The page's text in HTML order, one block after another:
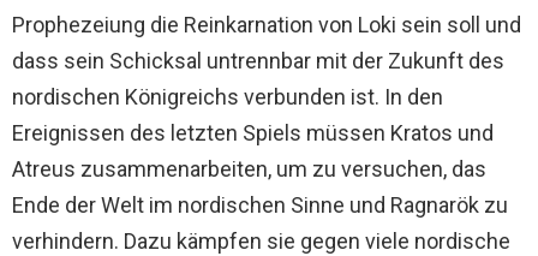
Prophezeiung die Reinkarnation von Loki sein soll und
dass sein Schicksal untrennbar mit der Zukunft des
nordischen Königreichs verbunden ist. In den
Ereignissen des letzten Spiels müssen Kratos und
Atreus zusammenarbeiten, um zu versuchen, das
Ende der Welt im nordischen Sinne und Ragnarök zu
verhindern. Dazu kämpfen sie gegen viele nordische